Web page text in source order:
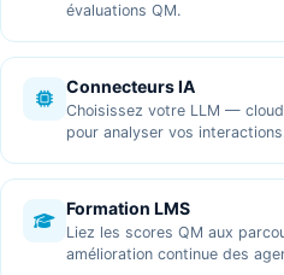
évaluations QM.
Connecteurs IA
Choisissez votre LLM —
pour analyser vos
Formation LMS
Liez les scores QM aux
amélioration continue des